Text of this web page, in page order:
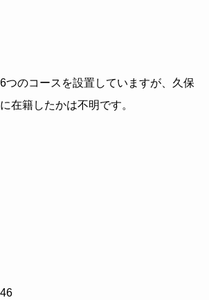
つのコースを設置していますが、久保
在籍したかは不明です。